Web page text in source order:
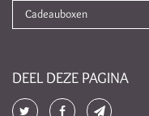
Cadeauboxen
DEEL DEZE PAGINA